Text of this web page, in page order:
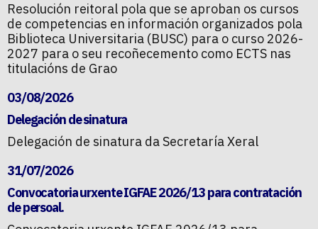
Resolución reitoral pola que se aproban os cursos
de competencias en información organizados pola
Biblioteca Universitaria (BUSC) para o curso 2026-
2027 para o seu recoñecemento como ECTS nas
titulacións de Grao
03/08/2026
Delegación de sinatura
Delegación de sinatura da Secretaría Xeral
31/07/2026
Convocatoria urxente IGFAE 2026/13 para contratación
de persoal.